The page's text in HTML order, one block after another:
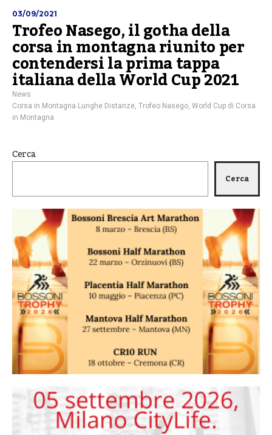
03/09/2021
Trofeo Nasego, il gotha della
corsa in montagna riunito per
contendersi la prima tappa
italiana della World Cup 2021
News
Corsa in Montagna Lunghe Distanze, Trofeo Nasego, World Cup di Corsa
in Montagna
Cerca
Cerca